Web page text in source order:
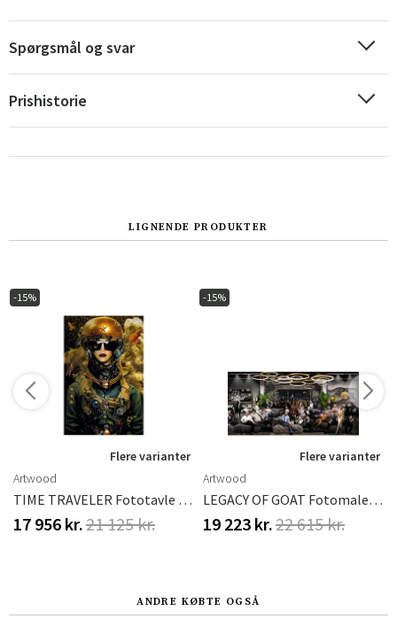
Suomi
Spørgsmål og svar
Prishistorie
LIGNENDE PRODUKTER
-15%
Flere varianter
Artwood
TIME TRAVELER Fototavle - 120x180, Plexiglas
17 956 kr.21 125 kr.
-15%
Flere varianter
Artwood
LEGACY OF GOAT Fotomaleri - 200x100
19 223 kr.22 615 kr.
ANDRE KØBTE OGSÅ